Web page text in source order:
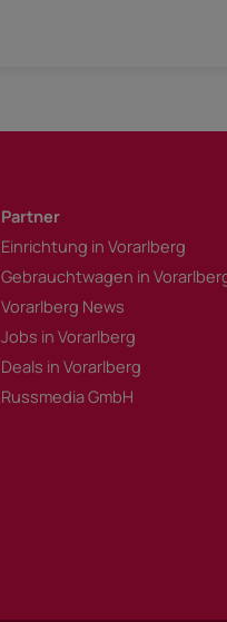
Partner
Einrichtung in Vorarlberg
Gebrauchtwagen in
Vorarlberg News
Jobs in Vorarlberg
Deals in Vorarlberg
Russmedia GmbH